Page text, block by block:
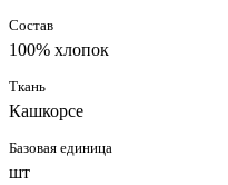
Состав
100% хлопок
Ткань
Кашкорсе
Базовая единица
шт